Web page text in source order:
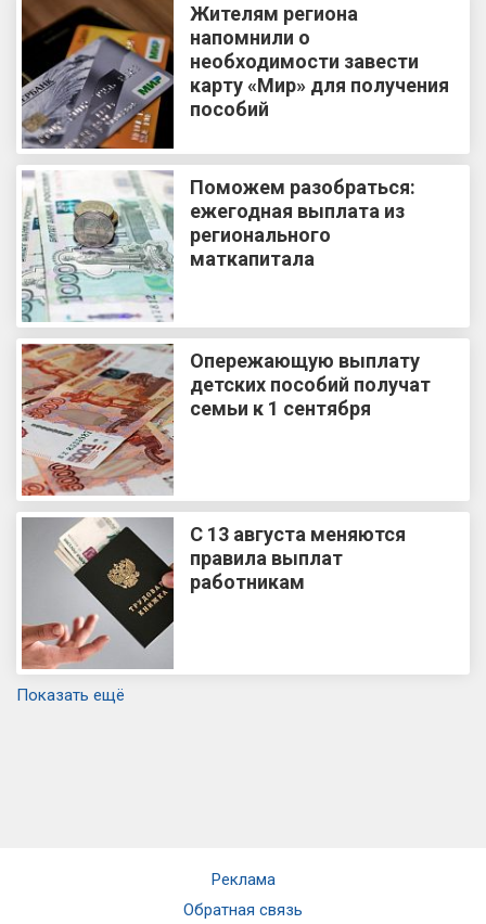
Жителям региона
напомнили о
необходимости завести
карту «Мир» для получения
пособий
Поможем разобраться:
ежегодная выплата из
регионального
маткапитала
Опережающую выплату
детских пособий получат
семьи к 1 сентября
С 13 августа меняются
правила выплат
работникам
Показать ещё
Реклама
Обратная связь